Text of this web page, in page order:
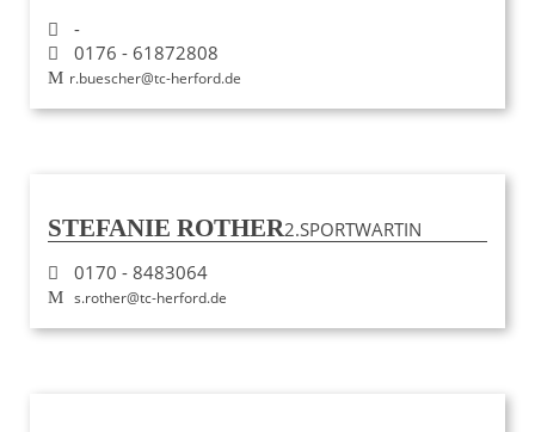
-
0176 - 61872808
r.buescher@tc-herford.de
STEFANIE ROTHER2.SPORTWARTIN
0170 - 8483064
s.rother@tc-herford.de